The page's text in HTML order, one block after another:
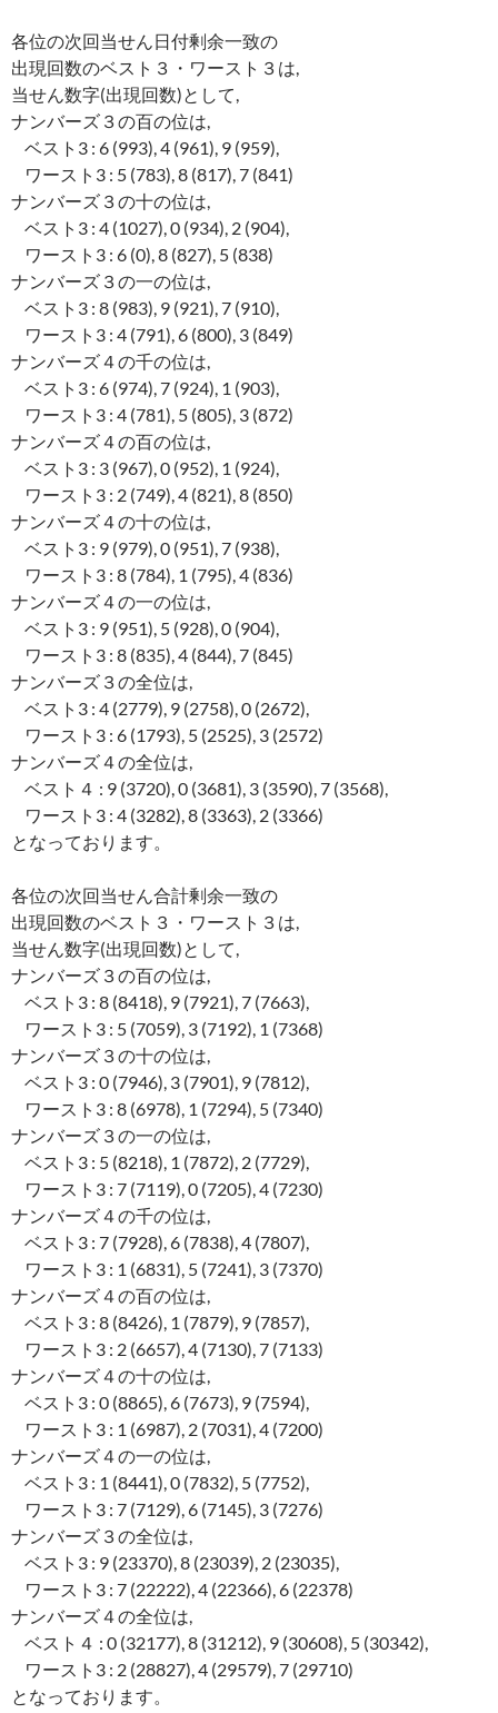
各位の次回当せん日付剰余一致の
出現回数のベスト３・ワースト３は,
当せん数字(出現回数)として,
ナンバーズ３の百の位は,
ベスト3 : 6 (993), 4 (961), 9 (959),
ワースト3 : 5 (783), 8 (817), 7 (841)
ナンバーズ３の十の位は,
ベスト3 : 4 (1027), 0 (934), 2 (904),
ワースト3 : 6 (0), 8 (827), 5 (838)
ナンバーズ３の一の位は,
ベスト3 : 8 (983), 9 (921), 7 (910),
ワースト3 : 4 (791), 6 (800), 3 (849)
ナンバーズ４の千の位は,
ベスト3 : 6 (974), 7 (924), 1 (903),
ワースト3 : 4 (781), 5 (805), 3 (872)
ナンバーズ４の百の位は,
ベスト3 : 3 (967), 0 (952), 1 (924),
ワースト3 : 2 (749), 4 (821), 8 (850)
ナンバーズ４の十の位は,
ベスト3 : 9 (979), 0 (951), 7 (938),
ワースト3 : 8 (784), 1 (795), 4 (836)
ナンバーズ４の一の位は,
ベスト3 : 9 (951), 5 (928), 0 (904),
ワースト3 : 8 (835), 4 (844), 7 (845)
ナンバーズ３の全位は,
ベスト3 : 4 (2779), 9 (2758), 0 (2672),
ワースト3 : 6 (1793), 5 (2525), 3 (2572)
ナンバーズ４の全位は,
ベスト４ : 9 (3720), 0 (3681), 3 (3590), 7 (3568),
ワースト3 : 4 (3282), 8 (3363), 2 (3366)
となっております。
各位の次回当せん合計剰余一致の
出現回数のベスト３・ワースト３は,
当せん数字(出現回数)として,
ナンバーズ３の百の位は,
ベスト3 : 8 (8418), 9 (7921), 7 (7663),
ワースト3 : 5 (7059), 3 (7192), 1 (7368)
ナンバーズ３の十の位は,
ベスト3 : 0 (7946), 3 (7901), 9 (7812),
ワースト3 : 8 (6978), 1 (7294), 5 (7340)
ナンバーズ３の一の位は,
ベスト3 : 5 (8218), 1 (7872), 2 (7729),
ワースト3 : 7 (7119), 0 (7205), 4 (7230)
ナンバーズ４の千の位は,
ベスト3 : 7 (7928), 6 (7838), 4 (7807),
ワースト3 : 1 (6831), 5 (7241), 3 (7370)
ナンバーズ４の百の位は,
ベスト3 : 8 (8426), 1 (7879), 9 (7857),
ワースト3 : 2 (6657), 4 (7130), 7 (7133)
ナンバーズ４の十の位は,
ベスト3 : 0 (8865), 6 (7673), 9 (7594),
ワースト3 : 1 (6987), 2 (7031), 4 (7200)
ナンバーズ４の一の位は,
ベスト3 : 1 (8441), 0 (7832), 5 (7752),
ワースト3 : 7 (7129), 6 (7145), 3 (7276)
ナンバーズ３の全位は,
ベスト3 : 9 (23370), 8 (23039), 2 (23035),
ワースト3 : 7 (22222), 4 (22366), 6 (22378)
ナンバーズ４の全位は,
ベスト４ : 0 (32177), 8 (31212), 9 (30608), 5 (30342),
ワースト3 : 2 (28827), 4 (29579), 7 (29710)
となっております。